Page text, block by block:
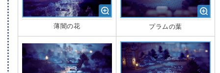
薄闇の花 プラムの葉